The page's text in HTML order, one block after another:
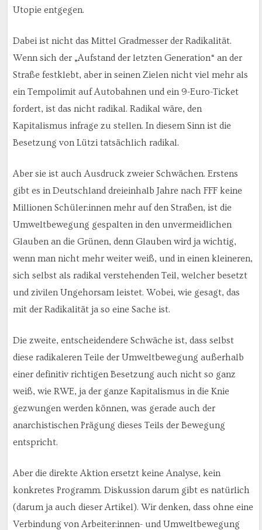
Utopie entgegen.
Dabei ist nicht das Mittel Gradmesser der Radikalität.
Wenn sich der „Aufstand der letzten Generation“ an der
Straße festklebt, aber in seinen Zielen nicht viel mehr als
ein Tempolimit auf Autobahnen und ein 9-Euro-Ticket
fordert, ist das nicht radikal. Radikal wäre, den
Kapitalismus infrage zu stellen. In diesem Sinn ist die
Besetzung von Lützi tatsächlich radikal.
Aber sie ist auch Ausdruck zweier Schwächen. Erstens
gibt es in Deutschland dreieinhalb Jahre nach FFF keine
Millionen Schüler:innen mehr auf den Straßen, ist die
Umweltbewegung gespalten in den unvermeidlichen
Glauben an die Grünen, denn Glauben wird ja wichtig,
wenn man nicht mehr weiter weiß, und in einen kleineren,
sich selbst als radikal verstehenden Teil, welcher besetzt
und zivilen Ungehorsam leistet. Wobei, wie gesagt, das
mit der Radikalität ja so eine Sache ist.
Die zweite, entscheidendere Schwäche ist, dass selbst
diese radikaleren Teile der Umweltbewegung außerhalb
einer definitiv richtigen Besetzung auch nicht so ganz
weiß, wie RWE, ja der ganze Kapitalismus in die Knie
gezwungen werden können, was gerade auch der
anarchistischen Prägung dieses Teils der Bewegung
entspricht.
Aber die direkte Aktion ersetzt keine Analyse, kein
konkretes Programm. Diskussion darum gibt es natürlich
(darum ja auch dieser Artikel). Wir denken, dass ohne eine
Verbindung von Arbeiter:innen- und Umweltbewegung